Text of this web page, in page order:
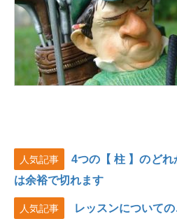
人気記事
4つの【 柱 】のど
は余裕で切れます
人気記事 レッスンについて